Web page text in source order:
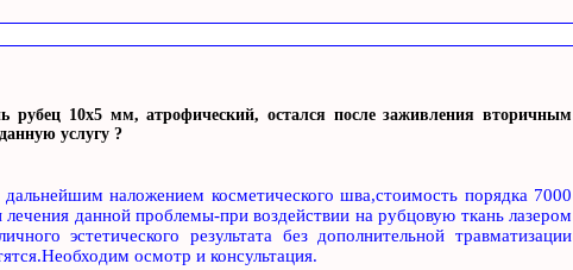
рубец 10х5 мм, атрофический, остался после заживления вторичным
услугу ?
наложением косметического шва,стоимость порядка 7000
данной проблемы-при воздействии на рубцовую ткань лазером
эстетического результата без дополнительной травматизации
осмотр и консультация.